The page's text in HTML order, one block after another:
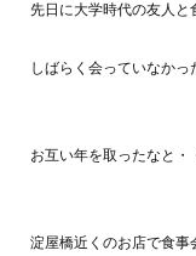
先日に大学時代の友人と
しばらく会っていなかっ
お互い年を取ったなと・
淀屋橋近くのお店で食